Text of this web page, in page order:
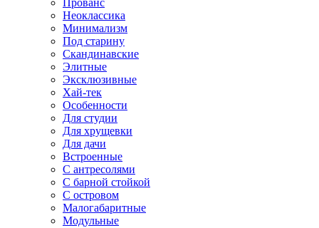
Прованс
Неоклассика
Минимализм
Под старину
Скандинавские
Элитные
Эксклюзивные
Хай-тек
Особенности
Для студии
Для хрущевки
Для дачи
Встроенные
С антресолями
С барной стойкой
С островом
Малогабаритные
Модульные